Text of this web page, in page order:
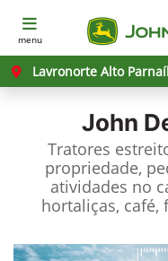
menu
Lavronorte Alto
John
Tratores
propriedade,
atividades no
hortaliças, café,